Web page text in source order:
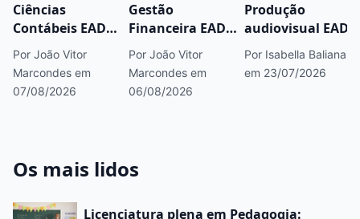
Ciências
Contábeis EAD
permite abrir
escritório de
contabilidade?
Entenda
Por João Vitor
Marcondes em
07/08/2026
Gestão
Financeira EAD
serve para
trabalhar em
banco? Veja
cargos, áreas e
Por João Vitor
Marcondes em
06/08/2026
Produção
audiovisual EAD:
vale a pena para
trabalhar com
vídeos, redes
Por Isabella Baliana
em 23/07/2026
Os mais lidos
Licenciatura plena em Pedagogia: